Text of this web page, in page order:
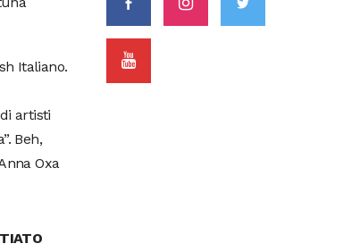
Italiano.
artisti
Beh,
Oxa